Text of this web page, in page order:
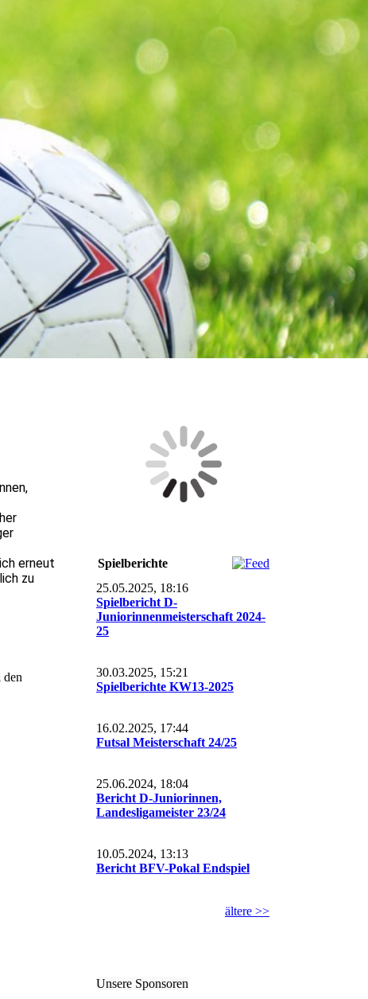
erneut
zu
den
Spielberichte
25.05.2025, 18:16
Spielbericht D-
Juniorinnenmeisterschaft 2024-
25
30.03.2025, 15:21
Spielberichte KW13-2025
16.02.2025, 17:44
Futsal Meisterschaft 24/25
25.06.2024, 18:04
Bericht D-Juniorinnen,
Landesligameister 23/24
10.05.2024, 13:13
Bericht BFV-Pokal Endspiel
ältere >>
Unsere Sponsoren